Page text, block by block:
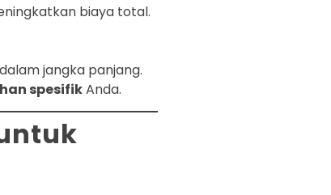
biaya total.
jangka panjang.
spesifikAnda.